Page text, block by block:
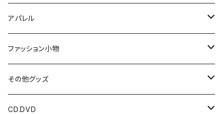
アパレル
Tシャツ
光 / 闇の国
HIDDEN DOOR
パーカー
ファッション小物
HIDDEN DOOR
LUNA ET SOL
その他グッズ
アクリルキーホルダー
CD.DVD